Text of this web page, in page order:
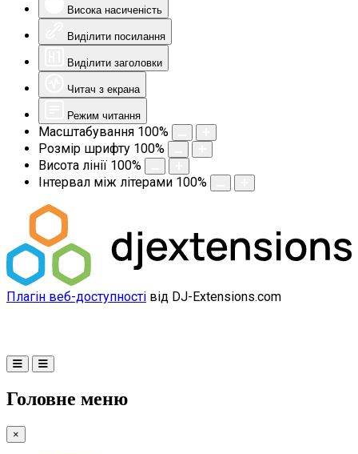
Висока насиченість
Виділити посилання
Виділити заголовки
Читач з екрана
Режим читання
Масштабування 100%
Розмір шрифту 100%
Висота лінії 100%
Інтервал між літерами 100%
Плагін веб-доступності від DJ-Extensions.com
Головне меню
×